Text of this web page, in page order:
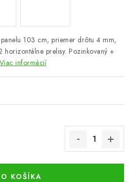
103 cm, priemer drôtu 4 mm,
prelisy. Pozinkovaný +
Viac informácií
KOŠÍKA